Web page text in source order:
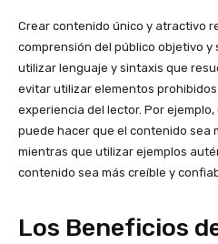
Crear contenido único y atractivo
comprensión del público objetivo y
utilizar lenguaje y sintaxis que
evitar utilizar elementos
experiencia del lector. Por
puede hacer que el contenido sea
mientras que utilizar ejemplos
contenido sea más creíble y
Los Beneficios